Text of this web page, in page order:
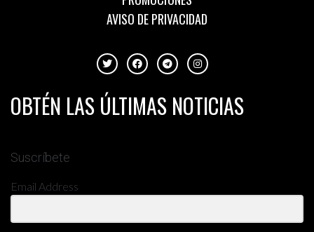
AVISO DE PRIVACIDAD
OBTÉN LAS ÚLTIMAS NOTICIAS
Suscríbete
Email Address